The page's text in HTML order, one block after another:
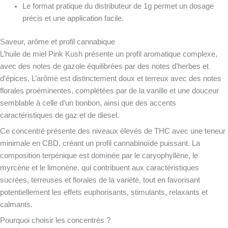
Le format pratique du distributeur de 1g permet un dosage
précis et une application facile.
Saveur, arôme et profil cannabique
L’huile de miel Pink Kush présente un profil aromatique complexe,
avec des notes de gazole équilibrées par des notes d’herbes et
d’épices. L’arôme est distinctement doux et terreux avec des notes
florales proéminentes, complétées par de la vanille et une douceur
semblable à celle d’un bonbon, ainsi que des accents
caractéristiques de gaz et de diesel.
Ce concentré présente des niveaux élevés de THC avec une teneur
minimale en CBD, créant un profil cannabinoïde puissant. La
composition terpénique est dominée par le caryophyllène, le
myrcène et le limonène, qui contribuent aux caractéristiques
sucrées, terreuses et florales de la variété, tout en favorisant
potentiellement les effets euphorisants, stimulants, relaxants et
calmants.
Pourquoi choisir les concentrés ?